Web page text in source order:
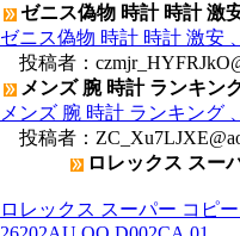
ゼニス偽物 時計 時計 激
ゼニス偽物 時計 時計 激安
投稿者：
メンズ 腕 時計 ランキン
メンズ 腕 時計 ランキング
投稿者：
ロレックス スー
ロレックス スーパー コピ